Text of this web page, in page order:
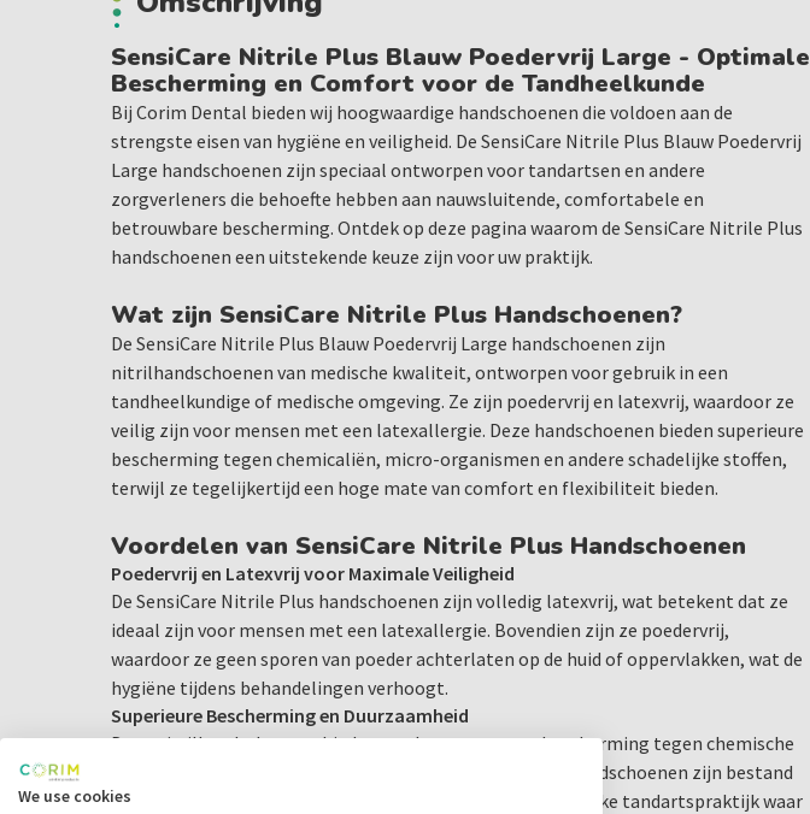
SensiCare Nitrile Plus Blauw Poedervrij Large - Optimale
Bescherming en Comfort voor de Tandheelkunde
Bij Corim Dental bieden wij hoogwaardige handschoenen die voldoen aan de
strengste eisen van hygiëne en veiligheid. De SensiCare Nitrile Plus Blauw Poedervrij
Large handschoenen zijn speciaal ontworpen voor tandartsen en andere
zorgverleners die behoefte hebben aan nauwsluitende, comfortabele en
betrouwbare bescherming. Ontdek op deze pagina waarom de SensiCare Nitrile Plus
handschoenen een uitstekende keuze zijn voor uw praktijk.
Wat zijn SensiCare Nitrile Plus Handschoenen?
De SensiCare Nitrile Plus Blauw Poedervrij Large handschoenen zijn
nitrilhandschoenen van medische kwaliteit, ontworpen voor gebruik in een
tandheelkundige of medische omgeving. Ze zijn poedervrij en latexvrij, waardoor ze
veilig zijn voor mensen met een latexallergie. Deze handschoenen bieden superieure
bescherming tegen chemicaliën, micro-organismen en andere schadelijke stoffen,
terwijl ze tegelijkertijd een hoge mate van comfort en flexibiliteit bieden.
Voordelen van SensiCare Nitrile Plus Handschoenen
Poedervrij en Latexvrij voor Maximale Veiligheid
De SensiCare Nitrile Plus handschoenen zijn volledig latexvrij, wat betekent dat ze
ideaal zijn voor mensen met een latexallergie. Bovendien zijn ze poedervrij,
waardoor ze geen sporen van poeder achterlaten op de huid of oppervlakken, wat de
hygiëne tijdens behandelingen verhoogt.
Superieure Bescherming en Duurzaamheid
Deze nitrilhandschoenen bieden een hoge mate van bescherming tegen chemische
stoffen, virussen en bacteriën. De SensiCare Nitrile Plus handschoenen zijn bestand
tegen scheuren en perforaties, wat essentieel is in een drukke tandartspraktijk waar
We use cookies